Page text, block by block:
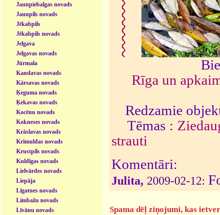
Jaunpiebalgas novads
Jaunpils novads
Jēkabpils
Jēkabpils novads
Jelgava
Jelgavas novads
Jūrmala
Kandavas novads
Kārsavas novads
Ķeguma novads
Ķekavas novads
Kocēnu novads
Kokneses novads
Krāslavas novads
Krimuldas novads
Krustpils novads
Kuldīgas novads
Lielvārdes novads
Liepāja
Līgatnes novads
Limbažu novads
Līvānu novads
Rīga un
Redzamie
Tēmas :
strauti
Komentāri:
Julita, 2009-02-12:
Spama dēļ ziņojumi, kas